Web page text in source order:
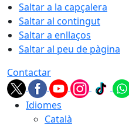
Saltar a la capçalera
Saltar al contingut
Saltar a enllaços
Saltar al peu de pàgina
Contactar
Idiomes
Català